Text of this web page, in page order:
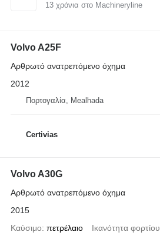
13χρόνια στο Machineryline
Volvo A25F
Αρθρωτό ανατρεπόμενο όχημα
2012
Πορτογαλία, Mealhada
Certivias
Volvo A30G
Αρθρωτό ανατρεπόμενο όχημα
2015
Καύσιμο πετρέλαιο Ικανότητα φορτίου